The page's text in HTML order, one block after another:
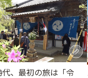
、最初の旅は「令